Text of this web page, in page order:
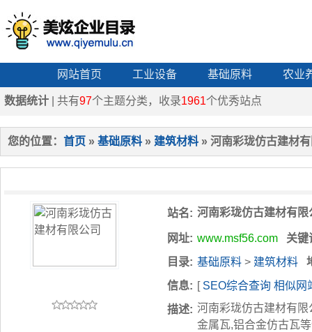
网站首页 工业设备 基础原料 农业
数据统计 | 共有97个主题分类，收录1961个优秀站点
您的位置： 首页 » 基础原料 » 建筑材料 » 河南彩珑仿古建材
站名: 河南彩珑仿古建材有限
网址: www.msf56.com
关键
目录: 基础原料 > 建筑材料
信息: [ SEO综合查询 相似网
描述: 河南彩珑仿古建材有
金属瓦,铝合金仿古瓦